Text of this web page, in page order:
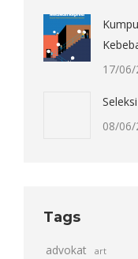
17/06/
08/06/
Tags
advokat art